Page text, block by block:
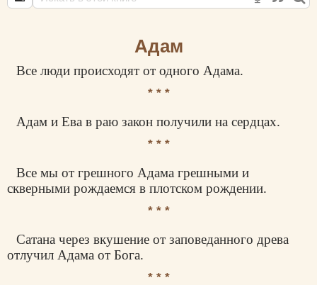
Адам
Все люди происходят от одного Адама.
* * *
Адам и Ева в раю закон получили на сердцах.
* * *
Все мы от грешного Адама грешными и
скверными рождаемся в плотском рождении.
* * *
Сатана через вкушение от заповеданного древа
отлучил Адама от Бога.
* * *